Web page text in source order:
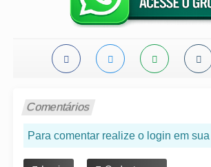
Comentários
Para comentar realize o login em